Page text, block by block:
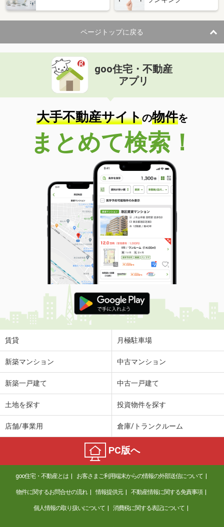
ページトップに戻る
goo住宅・不動産
アプリ
大手不動産サイトの物件を
まとめて検索！
賃貸 月極駐車場
新築マンション 中古マンション
新築一戸建て 中古一戸建て
土地を探す 投資物件を探す
店舗/事業用 倉庫/トランクルーム
PC版へ
goo住宅・不動産とは お客さまご利用端末からの情報の外部送信について
物件に関するお問合せの流れ 情報提供元 不動産情報に関する免責事項
個人情報の取り扱いについて 消費税に関する表記について